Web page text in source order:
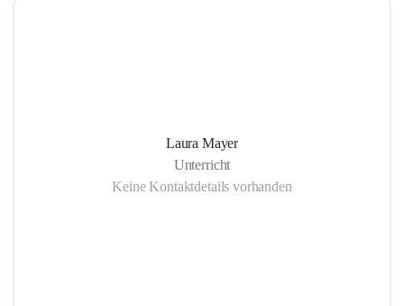
Laura Mayer
Unterricht
Keine Kontaktdetails vorhanden